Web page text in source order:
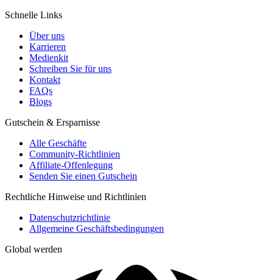
Schnelle Links
Über uns
Karrieren
Medienkit
Schreiben Sie für uns
Kontakt
FAQs
Blogs
Gutschein & Ersparnisse
Alle Geschäfte
Community-Richtlinien
Affiliate-Offenlegung
Senden Sie einen Gutschein
Rechtliche Hinweise und Richtlinien
Datenschutzrichtlinie
Allgemeine Geschäftsbedingungen
Global werden